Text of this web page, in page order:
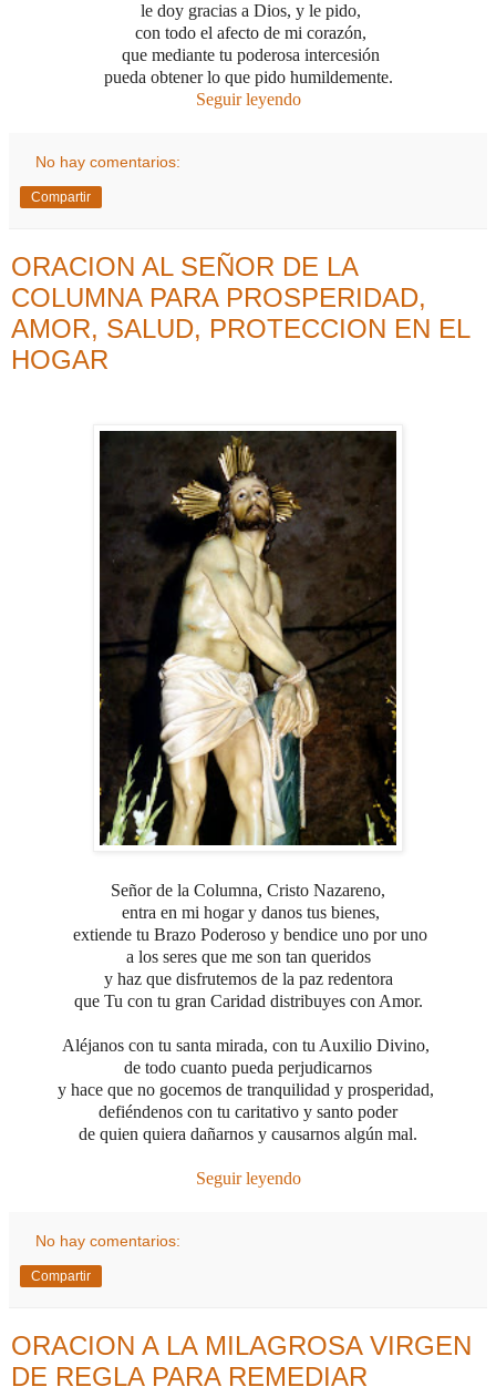
le doy gracias a Dios, y le pido,
con todo el afecto de mi corazón,
que mediante tu poderosa intercesión
pueda obtener lo que pido humildemente.
Seguir leyendo
No hay comentarios:
Compartir
ORACION AL SEÑOR DE LA
COLUMNA PARA PROSPERIDAD,
AMOR, SALUD, PROTECCION EN EL
HOGAR
Señor de la Columna, Cristo Nazareno,
entra en mi hogar y danos tus bienes,
extiende tu Brazo Poderoso y bendice uno por uno
a los seres que me son tan queridos
y haz que disfrutemos de la paz redentora
que Tu con tu gran Caridad distribuyes con Amor.
Aléjanos con tu santa mirada, con tu Auxilio Divino,
de todo cuanto pueda perjudicarnos
y hace que no gocemos de tranquilidad y prosperidad,
defiéndenos con tu caritativo y santo poder
de quien quiera dañarnos y causarnos algún mal.
Seguir leyendo
No hay comentarios:
Compartir
ORACION A LA MILAGROSA VIRGEN
DE REGLA PARA REMEDIAR